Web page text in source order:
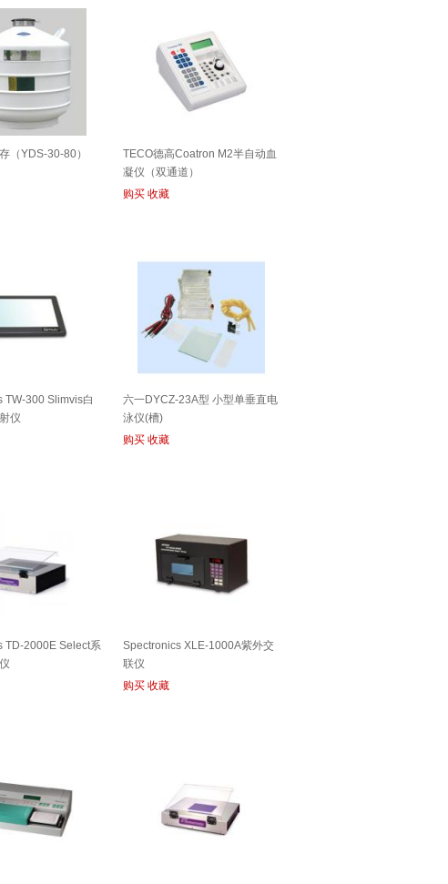
（YDS-30-80）
TECO德高Coatron M2半自动血
凝仪（双通道）
购买 收藏
TW-300 Slimvis白
仪
六一DYCZ-23A型 小型单垂直电
泳仪(槽)
购买 收藏
TD-2000E Select系
Spectronics XLE-1000A紫外交
联仪
购买 收藏